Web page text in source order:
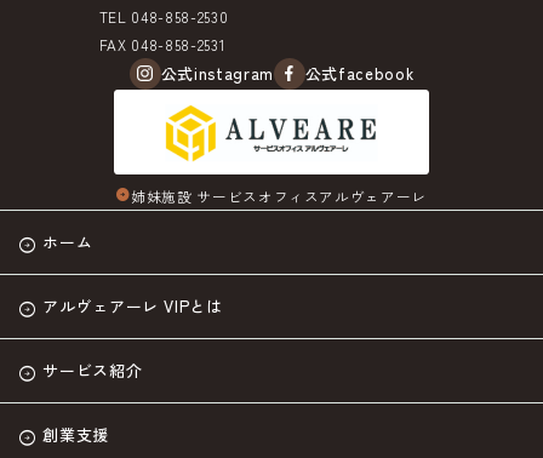
TEL 048-858-2530
FAX 048-858-2531
公式instagram 公式facebook
arrow_circle_right姉妹施設 サービスオフィスアルヴェアーレ
ホーム
アルヴェアーレ VIPとは
サービス紹介
創業支援